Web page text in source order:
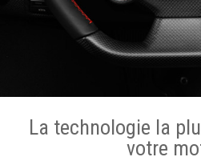
La technologie la
votre